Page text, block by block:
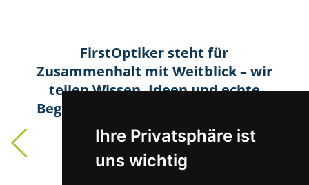
Ihre Privatsphäre ist
uns wichtig
FirstOptiker steht für
Zusammenhalt mit Weitblick – wir
teilen Wissen, Ideen und echte
Begeisterung für unser Handwerk!
Christoph Pichler
Optik Pichler, Wr. Neustadt
Mehr zur Mitgliedschaft